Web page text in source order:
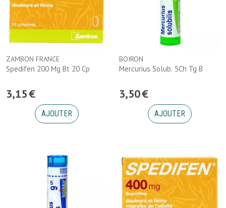
ZAMBON FRANCE
Spedifen 200 Mg Bt 20 Cp
3,15€
AJOUTER
BOIRON
Mercurius Solub. 5Ch Tg B
3,50€
AJOUTER